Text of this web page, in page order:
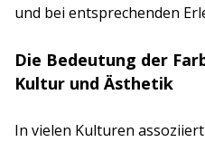
und bei entsprechenden
Die Bedeutung der
Kultur und Ästhetik
In vielen Kulturen